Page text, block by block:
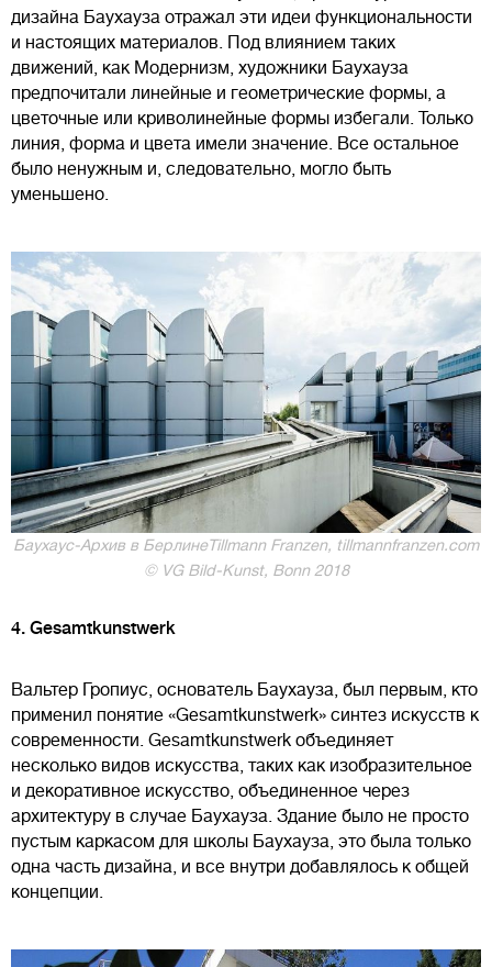
дизайна Баухауза отражал эти идеи функциональности
и настоящих материалов. Под влиянием таких
движений, как Модернизм, художники Баухауза
предпочитали линейные и геометрические формы, а
цветочные или криволинейные формы избегали. Только
линия, форма и цвета имели значение. Все остальное
было ненужным и, следовательно, могло быть
уменьшено.
Баухаус-Архив в БерлинеTillmann Franzen, tillmannfranzen.com
© VG Bild-Kunst, Bonn 2018
4. Gesamtkunstwerk
Вальтер Гропиус, основатель Баухауза, был первым, кто
применил понятие «Gesamtkunstwerk» синтез искусств к
современности. Gesamtkunstwerk объединяет
несколько видов искусства, таких как изобразительное
и декоративное искусство, объединенное через
архитектуру в случае Баухауза. Здание было не просто
пустым каркасом для школы Баухауза, это была только
одна часть дизайна, и все внутри добавлялось к общей
концепции.